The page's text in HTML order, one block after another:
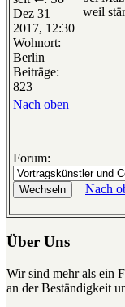
Dez 31
2017, 12:30
Wohnort:
Berlin
Beiträge:
823
weil
Nach oben
Forum:
Nach
Über Uns
Wir sind mehr als ein
an der Beständigkeit